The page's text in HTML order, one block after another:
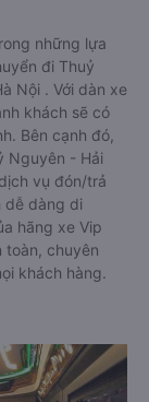
những lựa
đi Thuỷ
Nội . Với dàn xe
khách sẽ có
Bên cạnh đó,
Nguyên - Hải
vụ đón/trả
dễ dàng di
hãng xe Vip
toàn, chuyên
khách hàng.